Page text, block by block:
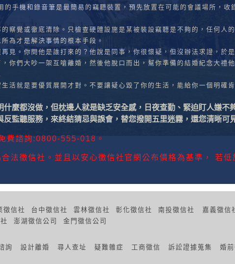
手機和錄音筆是最簡易的竊聽裝置，預先放置在可能的會議場所，收
察覺或徹底清除。只檢查硬體設施是某被裝設竊聽是不夠的，任何人
為才是解決事情的根本手段。
見。你問他是誰打來的？他說是同事，你很懷疑，但沒辦法求證，於
你們大吵一架互嗆離婚，然後他脫口而出，幫你準備的結婚紀念大禮
活就是要優質展開才對。不要讓疑心毀了你的生活，能給你一個明確
麼都沒做，但枕邊人就是缺乏安全感，日夜查勤、緊迫盯人嫌不
監聽服務，來終結猜忌與誤會，替您撥開五里迷霧，還您清晰可
費諮詢:0800-555-018。
法徵信社。並且以安心徵信社官網公布價格為基準， 若
徵信社 台中徵信社 雲林徵信社 彰化徵信社 南投徵信社
嘉義徵信
澎湖徵信公司 金門徵信公司
詢 設計離婚 尋人查址 疑難雜症 工商徵信 訴訟證據蒐集
婚